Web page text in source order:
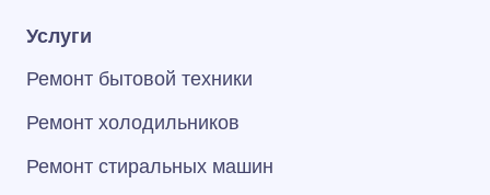
Услуги
Ремонт бытовой техники
Ремонт холодильников
Ремонт стиральных машин